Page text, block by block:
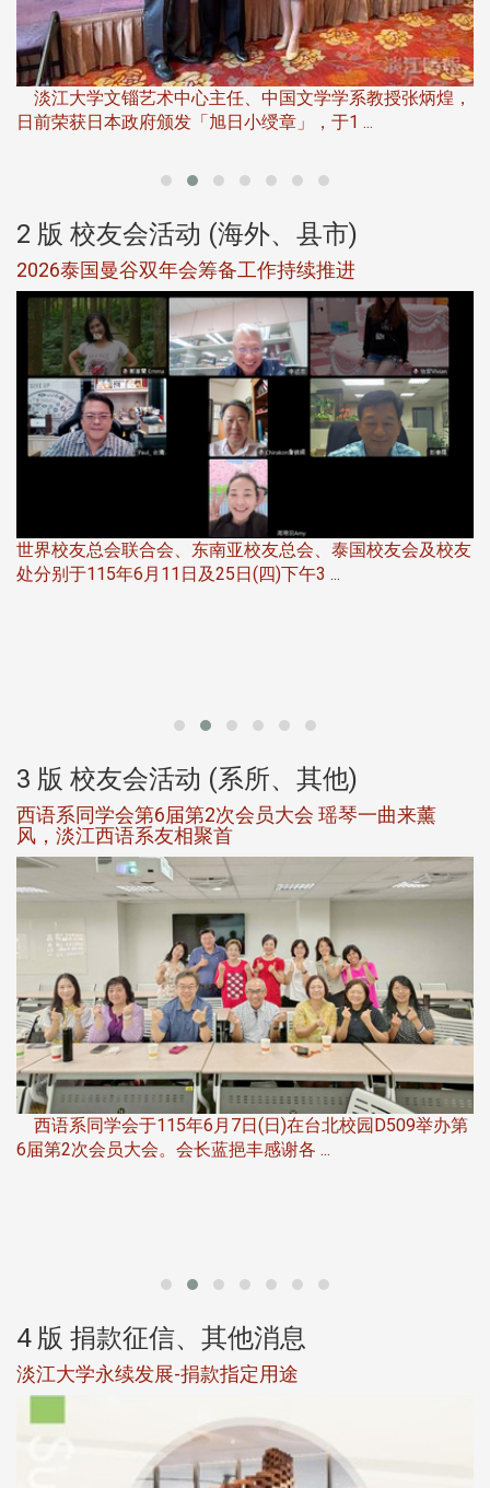
淡江大学文锱艺术中心主任、中国文学学系教授张炳煌，
日前荣获日本政府颁发「旭日小绶章」，于1 ...
2 版 校友会活动 (海外、县市)
2026泰国曼谷双年会筹备工作持续推进
世界校友总会联合会、东南亚校友总会、泰国校友会及校友
处分别于115年6月11日及25日(四)下午3 ...
3 版 校友会活动 (系所、其他)
西语系同学会第6届第2次会员大会 瑶琴一曲来薰
风，淡江西语系友相聚首
西语系同学会于115年6月7日(日)在台北校园D509举办第
6届第2次会员大会。会长蓝挹丰感谢各 ...
4 版 捐款征信、其他消息
淡江大学永续发展-捐款指定用途